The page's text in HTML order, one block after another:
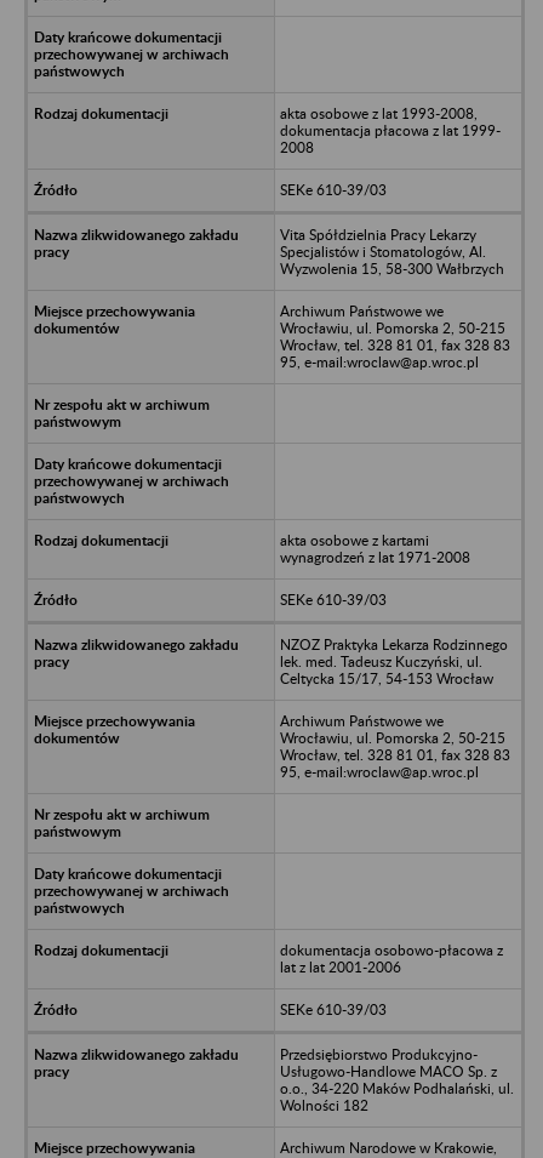
akta osobowe z lat 1993-2008,
dokumentacja płacowa z lat 1999-
2008
SEKe 610-39/03
Vita Spółdzielnia Pracy Lekarzy
Specjalistów i Stomatologów, Al.
Wyzwolenia 15, 58-300 Wałbrzych
Archiwum Państwowe we
Wrocławiu, ul. Pomorska 2, 50-215
Wrocław, tel. 328 81 01, fax 328 83
95, e-mail:wroclaw@ap.wroc.pl
akta osobowe z kartami
wynagrodzeń z lat 1971-2008
SEKe 610-39/03
NZOZ Praktyka Lekarza Rodzinnego
lek. med. Tadeusz Kuczyński, ul.
Celtycka 15/17, 54-153 Wrocław
Archiwum Państwowe we
Wrocławiu, ul. Pomorska 2, 50-215
Wrocław, tel. 328 81 01, fax 328 83
95, e-mail:wroclaw@ap.wroc.pl
dokumentacja osobowo-płacowa z
lat z lat 2001-2006
SEKe 610-39/03
Przedsiębiorstwo Produkcyjno-
Usługowo-Handlowe MACO Sp. z
o.o., 34-220 Maków Podhalański, ul.
Wolności 182
Archiwum Narodowe w Krakowie,